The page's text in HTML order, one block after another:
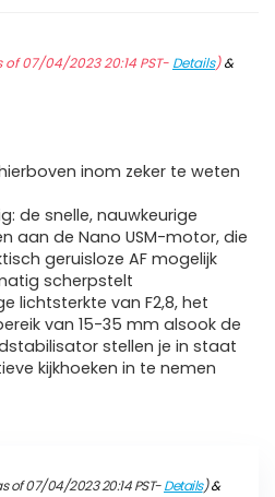
07/04/2023 20:14 PST- Details)&
inom zeker te weten
de snelle, nauwkeurige
aan de Nano USM-motor, die
geruisloze AF mogelijk
scherpstelt
lichtsterkte van F2,8, het
van 15-35 mm alsook de
stellen je in staat
kijkhoeken in te nemen
of 07/04/2023 20:14 PST-Details)&